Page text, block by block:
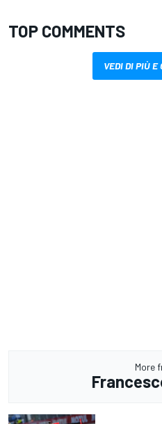
TOP COMMENTS
VEDI DI PIÙ E
More